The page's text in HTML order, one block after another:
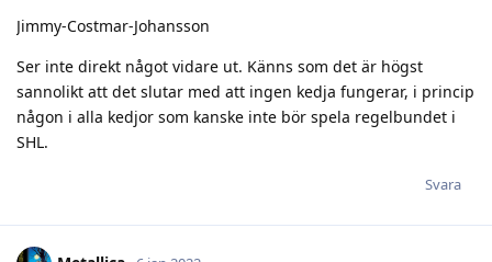
Jimmy-Costmar-Johansson
Ser inte direkt något vidare ut. Känns som det är högst
sannolikt att det slutar med att ingen kedja fungerar, i princip
någon i alla kedjor som kanske inte bör spela regelbundet i
SHL.
Svara